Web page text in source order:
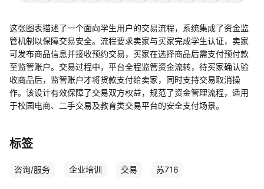
这张图表描述了一个面向学生用户的交易流程，系统集成了资金监
管机制以保障交易安全。流程要求卖家与买家完成学生认证，卖家
可发布商品信息并接收预约交易，买家在选择商品后需支付预付款
至监管账户。交易过程中，平台全程监管资金流转，待买家确认验
收商品后，监管账户才将货款支付给卖家，同时支持交易取消操
作。该设计有效保障了交易双方权益，规范了资金管理流程，适用
于校园电商、二手交易及教育类交易平台的安全支付场景。
标签
咨询/服务 企业培训 交易 苏716